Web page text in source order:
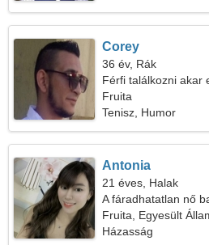
Corey
36 év, Rák
Férfi találkozni akar
Fruita
Tenisz, Humor
Antonia
21 éves, Halak
A fáradhatatlan nő
Fruita, Egyesült
Házasság